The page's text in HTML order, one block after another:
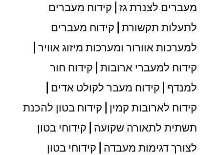
מעברים לצנרת גז | קידוח מעברים
לתעלות תקשורת | קידוח מעברים
למערכות אוורור ומערכות מיזוג אוויר |
קידוח למעברי ארובות | קידוח חור
למנדף | קידוח מעבר לקולט אדים |
קידוח לארובות קמין | קידוח בטון להכנת
תשתית לתאורה שקועה | קידוחי בטון
לצורך דגימות מעבדה | קידוחי בטון